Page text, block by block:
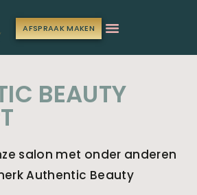
AFSPRAAK MAKEN
BEAUTY
salon met onder anderen
Authentic Beauty